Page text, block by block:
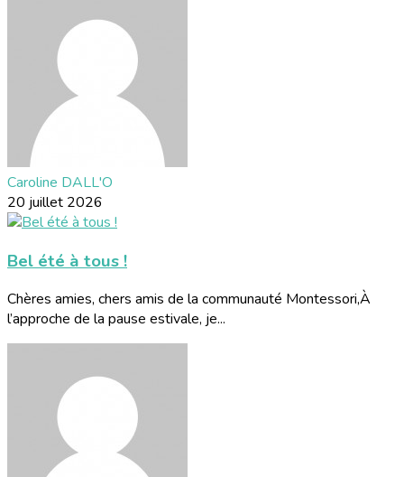
Caroline DALL'O
20 juillet 2026
Bel été à tous !
Chères amies, chers amis de la communauté Montessori,À
l’approche de la pause estivale, je...